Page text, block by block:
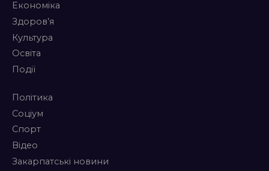
Економіка
Здоров’я
Культура
Освіта
Події
Політика
Соціум
Спорт
Відео
Закарпатські новини